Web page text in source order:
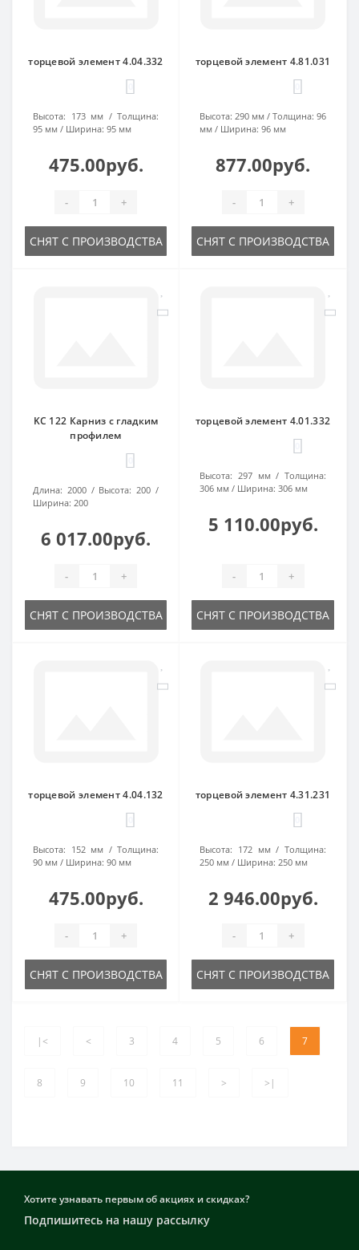
торцевой элемент 4.04.332
Высота: 173 мм
Толщина:
95 мм
Ширина: 95 мм
475.00руб.
- +
СНЯТ С ПРОИЗВОДСТВА
торцевой элемент 4.81.031
Высота: 290 мм Толщина: 96
мм
Ширина: 96 мм
877.00руб.
- +
СНЯТ С ПРОИЗВОДСТВА
KC 122 Карниз с гладким
профилем
Длина: 2000 Высота: 200
Ширина: 200
6 017.00руб.
- +
СНЯТ С ПРОИЗВОДСТВА
торцевой элемент 4.01.332
Высота: 297 мм
Толщина:
306 мм
Ширина: 306 мм
5 110.00руб.
- +
СНЯТ С ПРОИЗВОДСТВА
торцевой элемент 4.04.132
Высота: 152 мм
Толщина:
90 мм
Ширина: 90 мм
475.00руб.
- +
СНЯТ С ПРОИЗВОДСТВА
торцевой элемент 4.31.231
Высота: 172 мм
Толщина:
250 мм
Ширина: 250 мм
2 946.00руб.
- +
СНЯТ С ПРОИЗВОДСТВА
|< < 3 4 5 6 7
8 9 10 11 > >|
Хотите узнавать первым об акциях и скидках?
Подпишитесь на нашу рассылку